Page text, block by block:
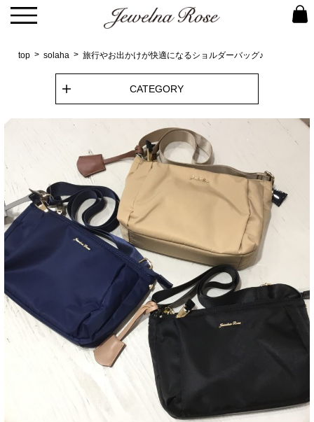
top solaha 旅行やお出かけが快適になるショルダーバッグ♪
CATEGORY